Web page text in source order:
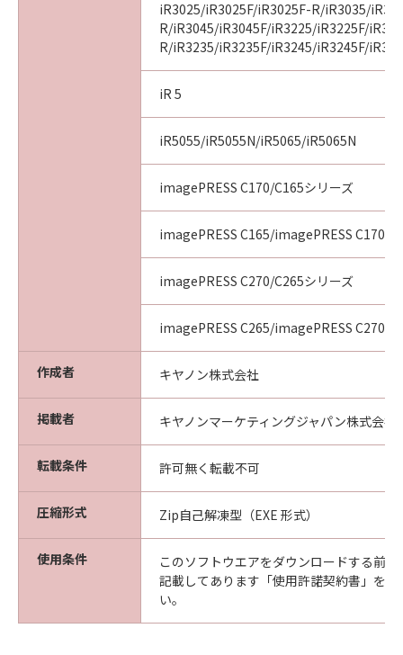
iR3025/iR3025F/iR3025F-R/iR3035/
R/iR3045/iR3045F/iR3225/iR3225F/
R/iR3235/iR3235F/iR3245/iR3245F/
iR 5
iR5055/iR5055N/iR5065/iR5065N
imagePRESS C170/C165シリーズ
imagePRESS C165/imagePRESS C170
imagePRESS C270/C265シリーズ
imagePRESS C265/imagePRESS C270
作成者 キヤノン株式会社
掲載者 キヤノンマーケティングジャパン株式会社
転載条件 許可無く転載不可
圧縮形式 Zip自己解凍型（EXE 形式）
使用条件
このソフトウエアをダウンロードする前
記載してあります「使用許諾契約書」を
い。